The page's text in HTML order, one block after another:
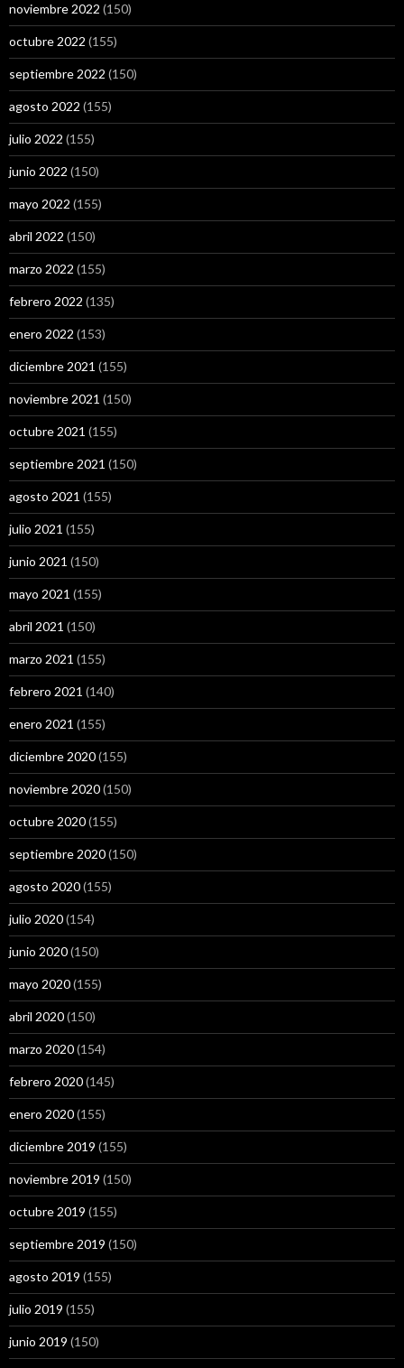
noviembre 2022 (150)
octubre 2022 (155)
septiembre 2022 (150)
agosto 2022 (155)
julio 2022 (155)
junio 2022 (150)
mayo 2022 (155)
abril 2022 (150)
marzo 2022 (155)
febrero 2022 (135)
enero 2022 (153)
diciembre 2021 (155)
noviembre 2021 (150)
octubre 2021 (155)
septiembre 2021 (150)
agosto 2021 (155)
julio 2021 (155)
junio 2021 (150)
mayo 2021 (155)
abril 2021 (150)
marzo 2021 (155)
febrero 2021 (140)
enero 2021 (155)
diciembre 2020(155)
noviembre 2020(150)
octubre 2020(155)
septiembre 2020(150)
agosto 2020(155)
julio 2020(154)
junio 2020(150)
mayo 2020(155)
abril 2020(150)
marzo 2020(154)
febrero 2020(145)
enero 2020(155)
diciembre 2019 (155)
noviembre 2019 (150)
octubre 2019 (155)
septiembre 2019 (150)
agosto 2019 (155)
julio 2019 (155)
junio 2019 (150)